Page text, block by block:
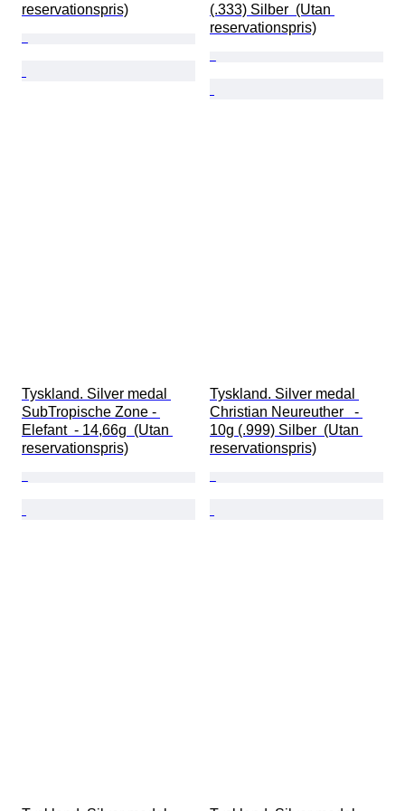
reservationspris)
(.333) Silber  (Utan
reservationspris)
Tyskland. Silver medal
SubTropische Zone -
Elefant  - 14,66g  (Utan
reservationspris)
Tyskland. Silver medal
Christian Neureuther   -
10g (.999) Silber  (Utan
reservationspris)